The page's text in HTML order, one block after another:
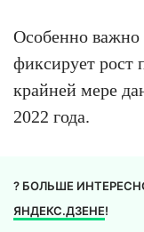
Особенно важно
фиксирует
крайней мере
2022 года.
? БОЛЬШЕ
ЯНДЕКС.ДЗЕНЕ!